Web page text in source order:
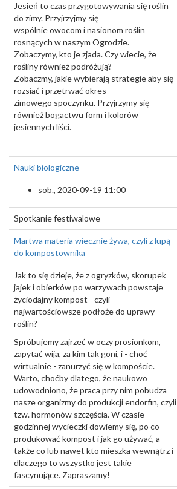
Jesień to czas przygotowywania się roślin
do zimy. Przyjrzyjmy się
wspólnie owocom i nasionom roślin
rosnących w naszym Ogrodzie.
Zobaczymy, kto je zjada. Czy wiecie, że
rośliny również podróżują?
Zobaczmy, jakie wybierają strategie aby się
rozsiać i przetrwać okres
zimowego spoczynku. Przyjrzymy się
również bogactwu form i kolorów
jesiennych liści.
Nauki biologiczne
sob., 2020-09-19 11:00
Spotkanie festiwalowe
Martwa materia wiecznie żywa, czyli z lupą
do kompostownika
Jak to się dzieje, że z ogryzków, skorupek
jajek i obierków po warzywach powstaje
życiodajny kompost - czyli
najwartościowsze podłoże do uprawy
roślin?
Spróbujemy zajrzeć w oczy prosionkom,
zapytać wija, za kim tak goni, i - choć
wirtualnie - zanurzyć się w kompoście.
Warto, choćby dlatego, że naukowo
udowodniono, że praca przy nim pobudza
nasze organizmy do produkcji endorfin, czyli
tzw. hormonów szczęścia. W czasie
godzinnej wycieczki dowiemy się, po co
produkować kompost i jak go używać, a
także co lub nawet kto mieszka wewnątrz i
dlaczego to wszystko jest takie
fascynujące. Zapraszamy!